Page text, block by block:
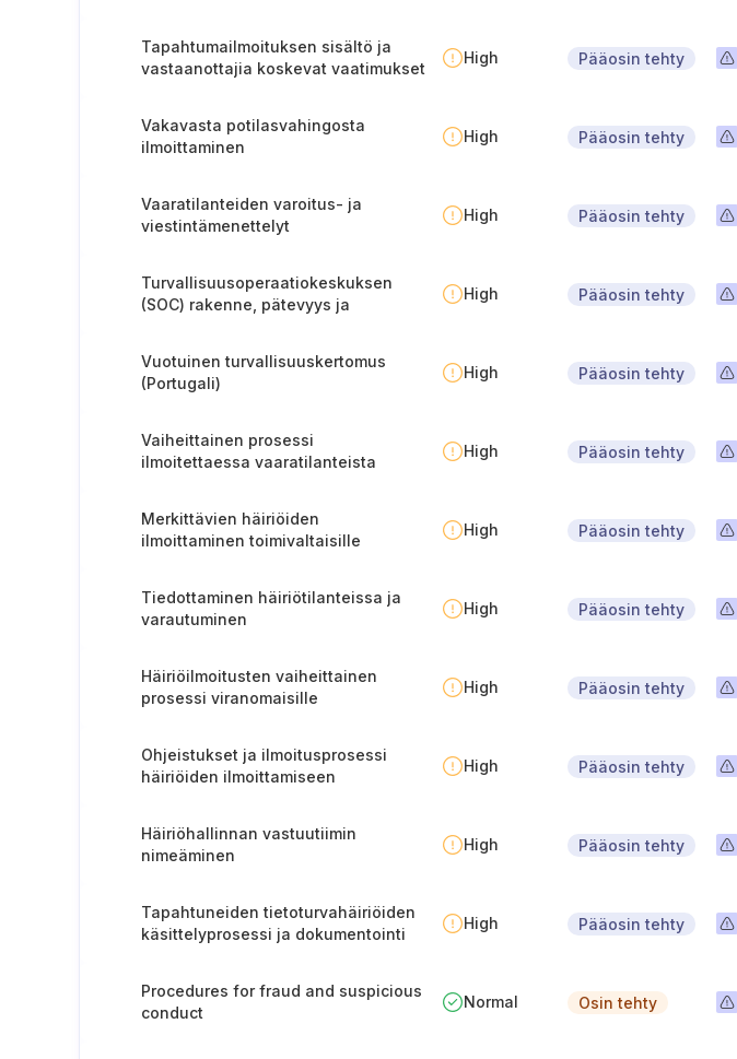
Tapahtumailmoituksen sisältö ja
vastaanottajia koskevat vaatimukset
High Pääosin tehty
Vakavasta potilasvahingosta
ilmoittaminen
High Pääosin tehty
Vaaratilanteiden varoitus- ja
viestintämenettelyt
High Pääosin tehty
Turvallisuusoperaatiokeskuksen
(SOC) rakenne, pätevyys ja
High Pääosin tehty
Vuotuinen turvallisuuskertomus
(Portugali)
High Pääosin tehty
Vaiheittainen prosessi
ilmoitettaessa vaaratilanteista
High Pääosin tehty
Merkittävien häiriöiden
ilmoittaminen toimivaltaisille
High Pääosin tehty
Tiedottaminen häiriötilanteissa ja
varautuminen
High Pääosin tehty
Häiriöilmoitusten vaiheittainen
prosessi viranomaisille
High Pääosin tehty
Ohjeistukset ja ilmoitusprosessi
häiriöiden ilmoittamiseen
High Pääosin tehty
Häiriöhallinnan vastuutiimin
nimeäminen
High Pääosin tehty
Tapahtuneiden tietoturvahäiriöiden
käsittelyprosessi ja dokumentointi
High Pääosin tehty
Procedures for fraud and suspicious
conduct
Normal Osin tehty